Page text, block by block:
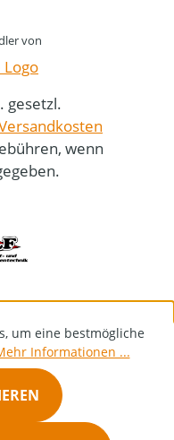
von
gesetzl.
wenn
um eine bestmögliche
Informationen ...